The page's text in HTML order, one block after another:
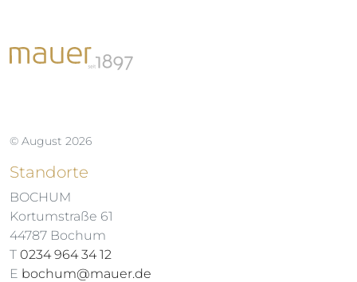
© August 2026
Standorte
BOCHUM
Kortumstraße 61
44787 Bochum
T 0234 964 34 12
E bochum@mauer.de